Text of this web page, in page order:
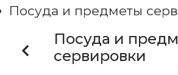
Посуда и предметы
Посуда и
сервировки